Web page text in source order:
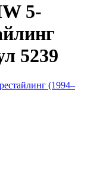
5-
5239